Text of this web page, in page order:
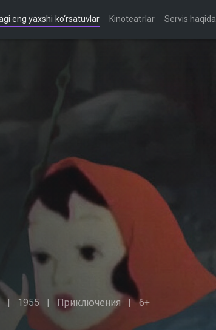
eng yaxshi ko‘rsatuvlar Kinoteatrlar Servis haqida
1955 Приключения 6+